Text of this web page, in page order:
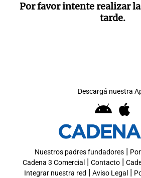
Por favor intente realizar
tarde.
Descargá nuestra
Nuestros padres fundadores|
Cadena 3 Comercial | Contacto|
Integrar nuestra red | Aviso Legal |